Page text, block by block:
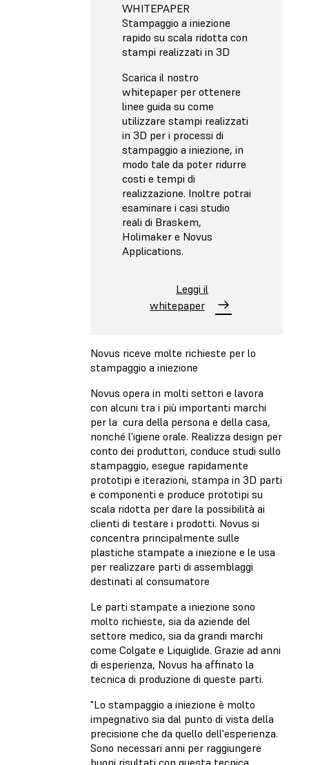
WHITEPAPER
Stampaggio a iniezione
rapido su scala ridotta con
stampi realizzati in 3D
Scarica il nostro
whitepaper per ottenere
linee guida su come
utilizzare stampi realizzati
in 3D per i processi di
stampaggio a iniezione, in
modo tale da poter ridurre
costi e tempi di
realizzazione. Inoltre potrai
esaminare i casi studio
reali di Braskem,
Holimaker e Novus
Applications.
Leggi il
whitepaper
Novus riceve molte richieste per lo
stampaggio a iniezione
Novus opera in molti settori e lavora
con alcuni tra i più importanti marchi
per la cura della persona e della casa,
nonché l'igiene orale. Realizza design per
conto dei produttori, conduce studi sullo
stampaggio, esegue rapidamente
prototipi e iterazioni, stampa in 3D parti
e componenti e produce prototipi su
scala ridotta per dare la possibilità ai
clienti di testare i prodotti. Novus si
concentra principalmente sulle
plastiche stampate a iniezione e le usa
per realizzare parti di assemblaggi
destinati al consumatore
Le parti stampate a iniezione sono
molto richieste, sia da aziende del
settore medico, sia da grandi marchi
come Colgate e Liquiglide. Grazie ad anni
di esperienza, Novus ha affinato la
tecnica di produzione di queste parti.
"Lo stampaggio a iniezione è molto
impegnativo sia dal punto di vista della
precisione che da quello dell'esperienza.
Sono necessari anni per raggiungere